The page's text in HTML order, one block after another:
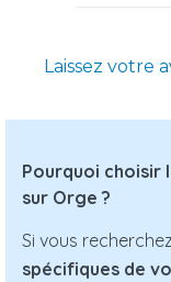
Laissez votre
Pourquoi choisir
sur Orge ?
Si vous
spécifiques de